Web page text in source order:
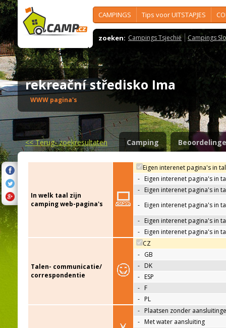
CAMPINGS Tips voor UITSTAPJES
zoeken: Campings Tsjechië Campings
rekreační středisko Ima
WWW pagina's
<<Terug- zoekresultaten Camping
In welk taal zijn
camping web-pagina's
Eigen interenet pagina's in
- Eigen interenet pagina's in
- Eigen interenet pagina's in
- Eigen interenet pagina's in
- Eigen interenet pagina's in
- Eigen interenet pagina's in
Talen- communicatie/
correspondentie
CZ
- GB
- DK
- ESP
- F
- PL
- Plaatsen zonder
- Met water aansluiting